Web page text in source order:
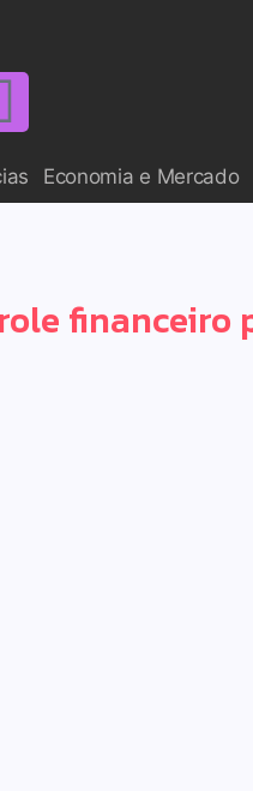
Economia e Mercado
financeiro